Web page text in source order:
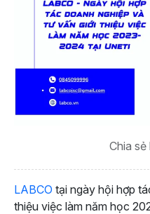
Chia sẻ
LABCO tại ngày hội hợp
thiệu việc làm năm học